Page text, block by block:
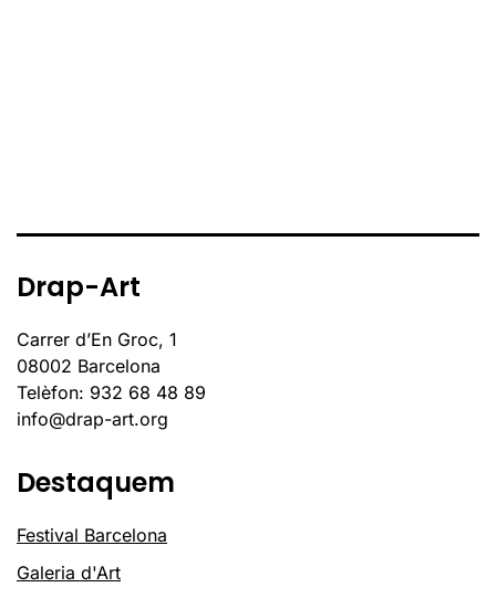
Drap-Art
Carrer d’En Groc, 1
08002 Barcelona
Telèfon: 932 68 48 89
info@drap-art.org
Destaquem
Festival Barcelona
Galeria d'Art